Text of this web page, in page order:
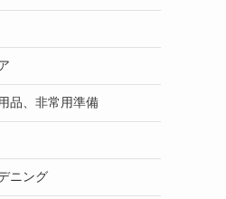
品、非常用準備
ニング